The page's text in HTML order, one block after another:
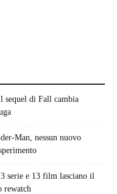
sequel di Fall cambia
Man, nessun nuovo
serie e 13 film lasciano il
rewatch